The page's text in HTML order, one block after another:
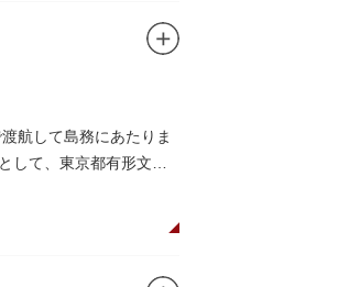
航して島務にあたりま
して、東京都有形文化